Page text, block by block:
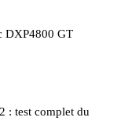
DXP4800 GT
: test complet du